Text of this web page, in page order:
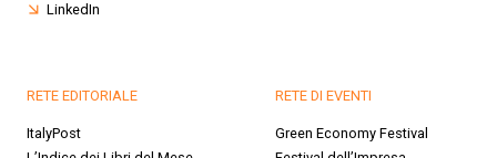
LinkedIn
RETE EDITORIALE
ItalyPost
RETE DI EVENTI
Green Economy Festival